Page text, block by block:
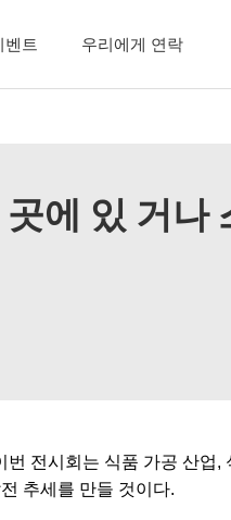
벤트 우리에게 연락
에 있 거나
전시회는 식품 가공 산업,
추세를 만들 것이다.